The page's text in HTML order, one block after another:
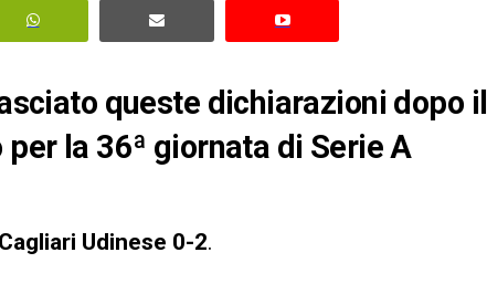
queste dichiarazioni dopo il
la 36ª giornata di Serie A
Cagliari Udinese 0-2.